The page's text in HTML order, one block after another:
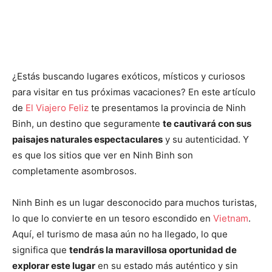
¿Estás buscando lugares exóticos, místicos y curiosos
para visitar en tus próximas vacaciones? En este artículo
de El Viajero Feliz te presentamos la provincia de Ninh
Binh, un destino que seguramente te cautivará con sus
paisajes naturales espectaculares y su autenticidad. Y
es que los sitios que ver en Ninh Binh son
completamente asombrosos.
Ninh Binh es un lugar desconocido para muchos turistas,
lo que lo convierte en un tesoro escondido en Vietnam.
Aquí, el turismo de masa aún no ha llegado, lo que
significa que tendrás la maravillosa oportunidad de
explorar este lugar en su estado más auténtico y sin